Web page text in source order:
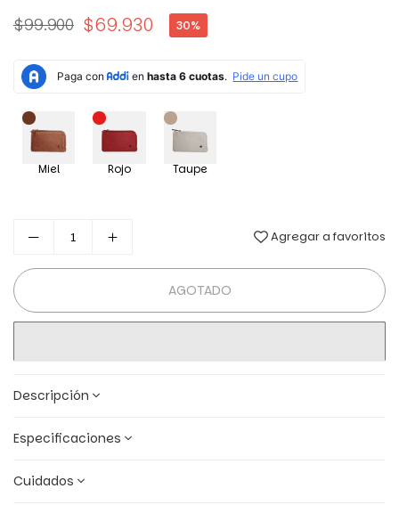
Precio
$99.900 $69.930 30%
Miel Rojo Taupe
Agregar a favoritos
AGOTADO
Descripción
Especificaciones
Cuidados